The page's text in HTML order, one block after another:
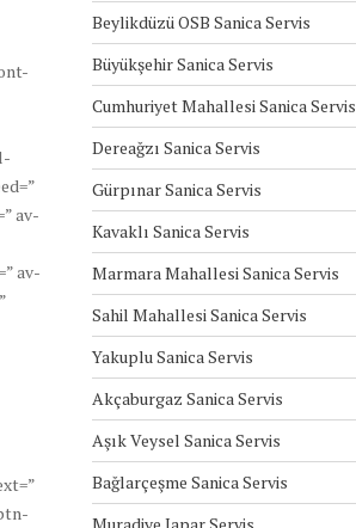
av-
av-
Beylikdüzü OSB Sanica Servis
Büyükşehir Sanica Servis
Cumhuriyet Mahallesi Sanica Servis
Dereağzı Sanica Servis
Gürpınar Sanica Servis
Kavaklı Sanica Servis
Marmara Mahallesi Sanica Servis
Sahil Mahallesi Sanica Servis
Yakuplu Sanica Servis
Akçaburgaz Sanica Servis
Aşık Veysel Sanica Servis
Bağlarçeşme Sanica Servis